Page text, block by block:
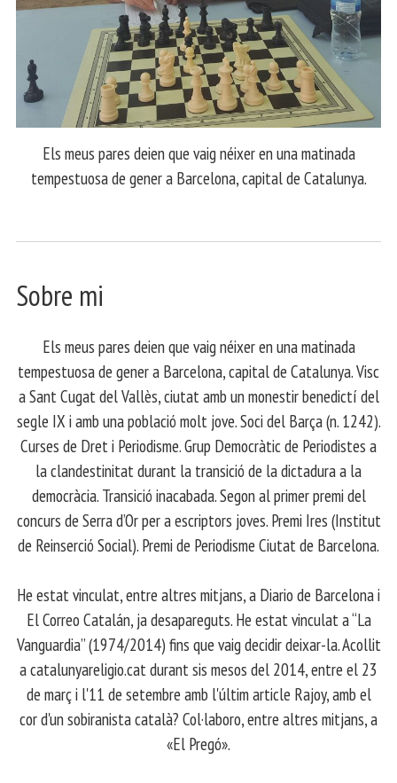
Els meus pares deien que vaig néixer en una matinada
tempestuosa de gener a Barcelona, capital de Catalunya.
Sobre mi
Els meus pares deien que vaig néixer en una matinada
tempestuosa de gener a Barcelona, capital de Catalunya. Visc
a Sant Cugat del Vallès, ciutat amb un monestir benedictí del
segle IX i amb una població molt jove. Soci del Barça (n. 1242).
Curses de Dret i Periodisme. Grup Democràtic de Periodistes a
la clandestinitat durant la transició de la dictadura a la
democràcia. Transició inacabada. Segon al primer premi del
concurs de Serra d’Or per a escriptors joves. Premi Ires (Institut
de Reinserció Social). Premi de Periodisme Ciutat de Barcelona.
​ He estat vinculat, entre altres mitjans, a Diario de Barcelona i
El Correo Catalán, ja desapareguts. He estat vinculat a “La
Vanguardia” (1974/2014) fins que vaig decidir deixar-la. Acollit
a catalunyareligio.cat durant sis mesos del 2014, entre el 23
de març i l'11 de setembre amb l'últim article Rajoy, amb el
cor d'un sobiranista català? Col·laboro, entre altres mitjans, a
«El Pregó».